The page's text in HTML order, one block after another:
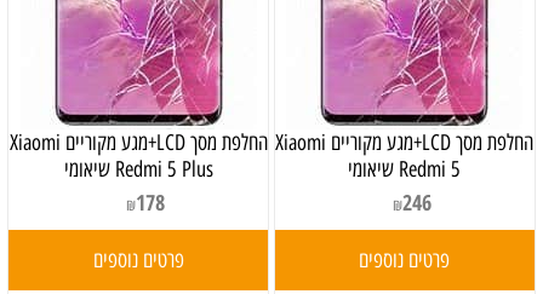
החלפת מסך LCD+מגע מקוריים Xiaomi
Redmi 5 שיאומי
₪246
פרטים נוספים
החלפת מסך LCD+מגע מקוריים Xiaomi
Redmi 5 Plus שיאומי
₪178
פרטים נוספים